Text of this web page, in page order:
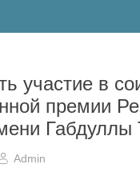
участие в
премии
Габдуллы
Admin